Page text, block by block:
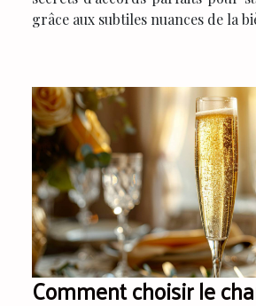
grâce aux subtiles nuances de la
Comment choisir le